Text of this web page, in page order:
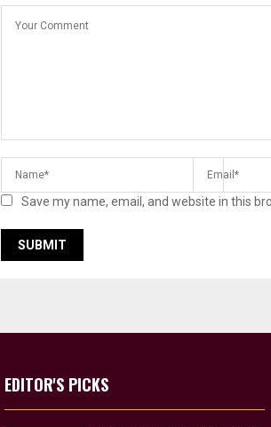
Save my name, email, and website in this
EDITOR'S PICKS